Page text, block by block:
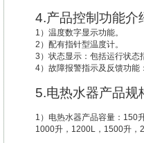
4.产品控制功能介
1 ）温度数字显示功能。
2 ）配有指针型温度计。
3 ）状态显示：包括运行状
4）故障报警指示及反馈功
5.电热水器产品规
1 ）电热水器产品容量： 150
1000升 ， 1200L ， 1500升 ，